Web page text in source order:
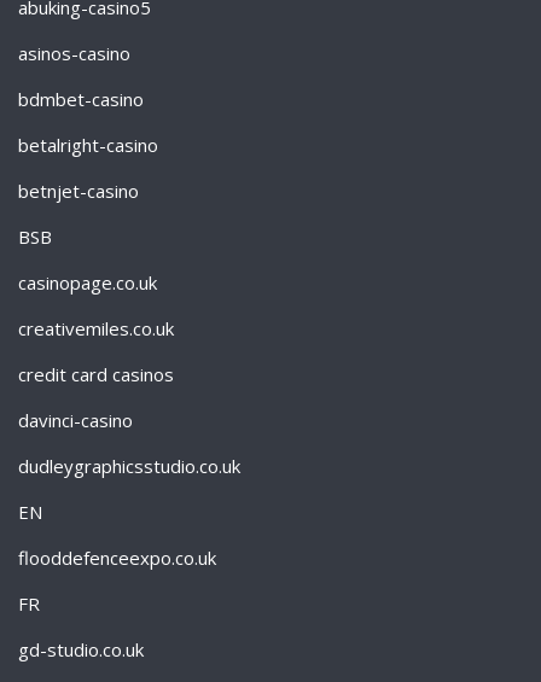
abuking-casino5
asinos-casino
bdmbet-casino
betalright-casino
betnjet-casino
BSB
casinopage.co.uk
creativemiles.co.uk
credit card casinos
davinci-casino
dudleygraphicsstudio.co.uk
EN
flooddefenceexpo.co.uk
FR
gd-studio.co.uk